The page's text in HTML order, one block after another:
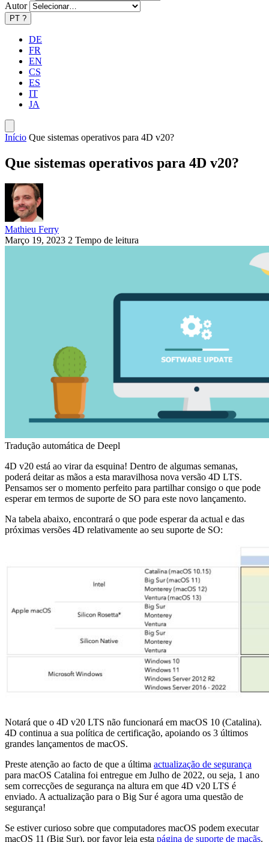
Autor
PT ?
DE
FR
EN
CS
ES
IT
JA
Início Que sistemas operativos para 4D v20?
Que sistemas operativos para 4D v20?
Mathieu Ferry
Março 19, 2023 2 Tempo de leitura
Tradução automática de Deepl
4D v20 está ao virar da esquina! Dentro de algumas semanas,
poderá deitar as mãos a esta maravilhosa nova versão 4D LTS.
Pensamos ser o momento perfeito para partilhar consigo o que pode
esperar em termos de suporte de SO para este novo lançamento.
Na tabela abaixo, encontrará o que pode esperar da actual e das
próximas versões 4D relativamente ao seu suporte de SO:
Notará que o 4D v20 LTS não funcionará em macOS 10 (Catalina).
4D continua a sua política de certificação, apoiando os 3 últimos
grandes lançamentos de macOS.
Preste atenção ao facto de que a última actualização de segurança
para macOS Catalina foi entregue em Julho de 2022, ou seja, 1 ano
sem correcções de segurança na altura em que 4D v20 LTS é
enviado. A actualização para o Big Sur é agora uma questão de
segurança!
Se estiver curioso sobre que computadores macOS podem executar
macOS 11 (Big Sur), por favor leia esta página de suporte de maçãs.